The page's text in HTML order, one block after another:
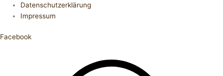
Datenschutzerklärung
Impressum
Facebook